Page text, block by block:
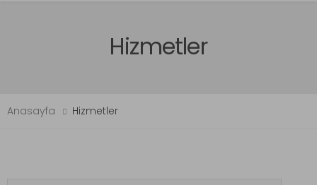
Hizmetler
Anasayfa Hizmetler